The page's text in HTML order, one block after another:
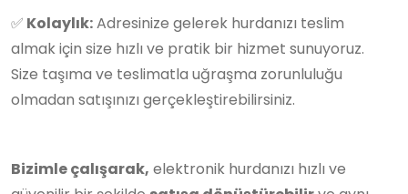
✅ Kolaylık:Adresinize gelerek hurdanızı teslim
almak için size hızlı ve pratik bir hizmet sunuyoruz.
Size taşıma ve teslimatla uğraşma zorunluluğu
olmadan satışınızı gerçekleştirebilirsiniz.
Bizimle çalışarak, elektronik hurdanızı hızlı ve